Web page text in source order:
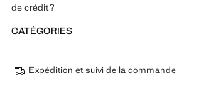
de crédit ?
CATÉGORIES
Expédition et suivi de la commande